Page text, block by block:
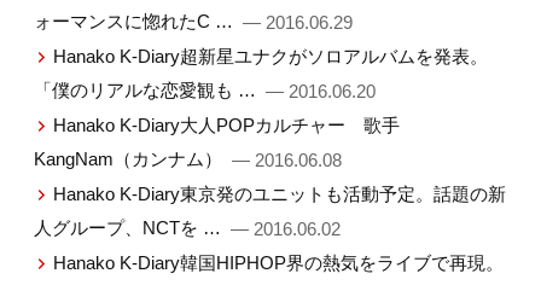
ォーマンスに惚れたC … — 2016.06.29
Hanako K-Diary超新星ユナクがソロアルバムを発表。
「僕のリアルな恋愛観も … — 2016.06.20
Hanako K-Diary大人POPカルチャー 歌手
KangNam（カンナム）
— 2016.06.08
Hanako K-Diary東京発のユニットも活動予定。話題の新
人グループ、NCTを … — 2016.06.02
Hanako K-Diary韓国HIPHOP界の熱気をライブで再現。